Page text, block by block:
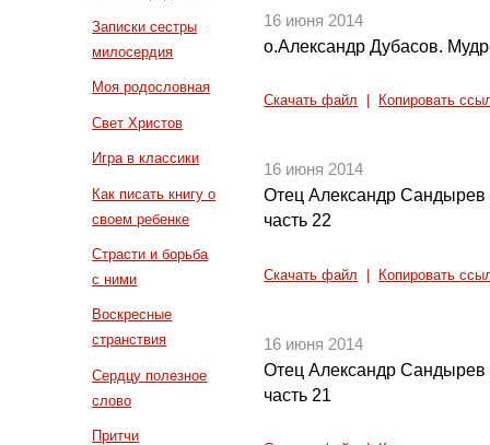
Записки сестры
милосердия
Моя родословная
Свет Христов
Игра в классики
Как писать книгу о
своем ребенке
Страсти и борьба
с ними
Воскресные
странствия
Сердцу полезное
слово
Притчи
16 июня 2014
о.Александр Дубасов.
Скачать файл Копировать
16 июня 2014
Отец Александр Сандырев
часть 22
Скачать файл Копировать
16 июня 2014
Отец Александр Сандырев
часть 21